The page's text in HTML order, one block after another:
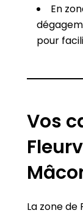
En
pour
Vos
La zone